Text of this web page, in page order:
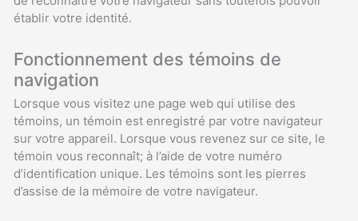
établir votre identité.
Fonctionnement des témoins de
navigation
Lorsque vous visitez une page web qui utilise des
témoins, un témoin est enregistré par votre navigateur
sur votre appareil. Lorsque vous revenez sur ce site, le
témoin vous reconnaît; à l’aide de votre numéro
d’identification unique. Les témoins sont les pierres
d’assise de la mémoire de votre navigateur.